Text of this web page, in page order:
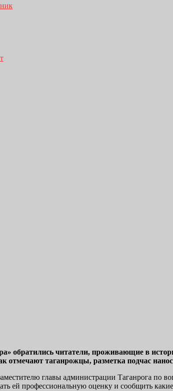
обратились читатели, проживающие в
отмечают таганрожцы, разметка подчас
главы администрации Таганрога по
ей профессиональную оценку и сообщить